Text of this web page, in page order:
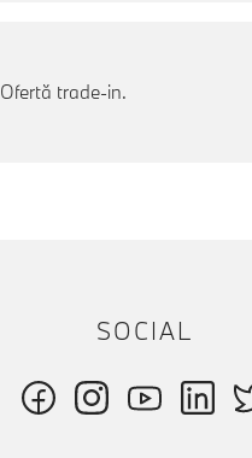
Ofertă trade-in.
SOCIAL